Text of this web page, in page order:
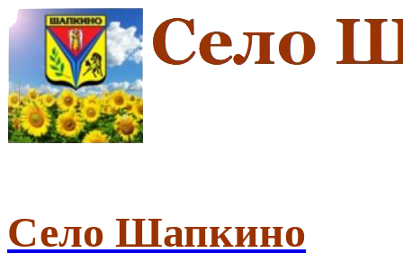
Село Шапкино